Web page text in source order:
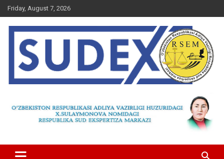
Skip
to
content
Friday, August 7, 2026